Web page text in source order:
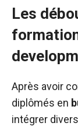
Les
Après avoir
diplômés en
intégrer